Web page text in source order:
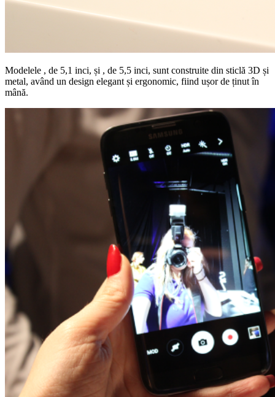
Modelele , de 5,1 inci, și , de 5,5 inci, sunt construite din sticlă 3D și
metal, având un design elegant și ergonomic, fiind ușor de ținut în
mână.